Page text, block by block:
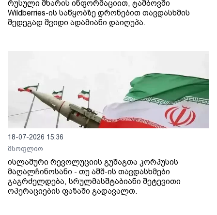
რუსული მხარის ინფორმაციით, ტამბოვში
Wildberries-ის საწყობზე დრონებით თავდასხმის
შედეგად შვიდი ადამიანი დაიღუპა.
18-07-2026 15:36
მსოფლიო
ისლამური რევოლუციის გუშაგთა კორპუსის
მაღალჩინოსანი - თუ აშშ-ის თავდასხმები
გაგრძელდება, სრულმასშტაბიანი შეტევითი
ოპერაციების ფაზაში გადავალთ.